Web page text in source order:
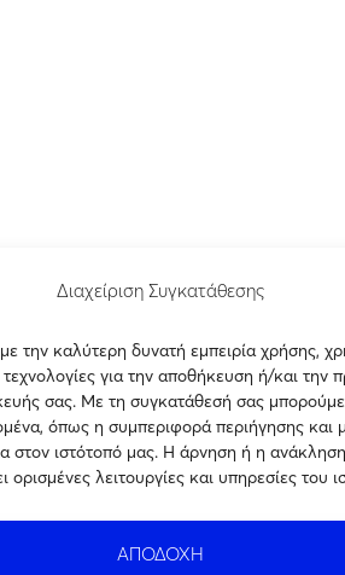
Διαχείριση Συγκατάθεσης
την καλύτερη δυνατή εμπειρία χρήσης,
για την αποθήκευση ή/και την
σας. Με τη συγκατάθεσή σας
όπως η συμπεριφορά περιήγησης και
στον ιστότοπό μας. Η άρνηση ή η
ορισμένες λειτουργίες και υπηρεσίες του
ΑΠΟΔΟΧΗ